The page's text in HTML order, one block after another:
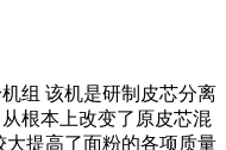
组 该机是研制皮芯分离
根本上改变了原皮芯混
大提高了面粉的各项质量